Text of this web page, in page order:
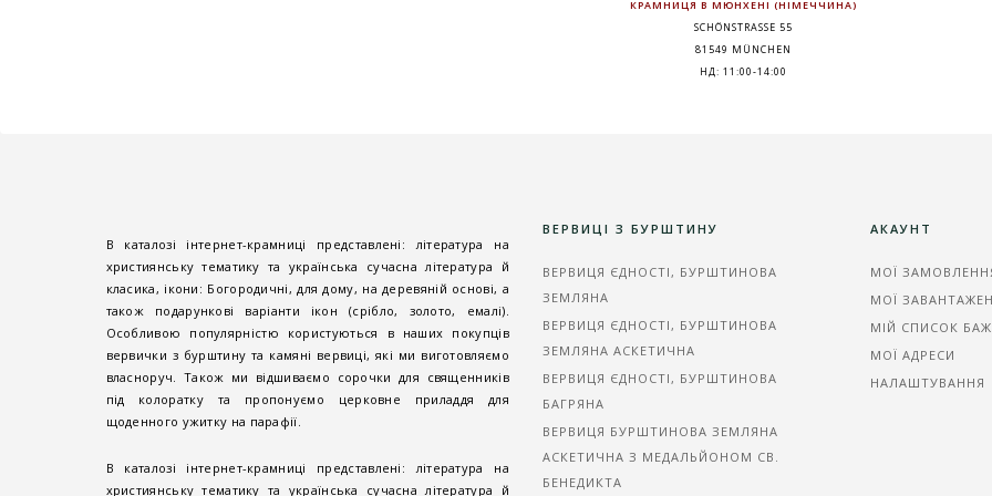
КРАМНИЦЯ В МЮНХЕНІ (НІМЕЧЧИНА)
SCHÖNSTRASSE 55
81549 MÜNCHEN
НД: 11:00-14:00
В каталозі інтернет-крамниці представлені: література на
християнську тематику та українська сучасна література й
класика, ікони: Богородичні, для дому, на деревяній основі, а
також подарункові варіанти ікон (срібло, золото, емалі).
Особливою популярністю користуються в наших покупців
вервички з бурштину та камяні вервиці, які ми виготовляємо
власноруч. Також ми відшиваємо сорочки для священників
під колоратку та пропонуємо церковне приладдя для
щоденного ужитку на парафії.
В каталозі інтернет-крамниці представлені: література на
християнську тематику та українська сучасна література й
ВЕРВИЦІ З БУРШТИНУ
ВЕРВИЦЯ ЄДНОСТІ, БУРШТИНОВА
ЗЕМЛЯНА
ВЕРВИЦЯ ЄДНОСТІ, БУРШТИНОВА
ЗЕМЛЯНА АСКЕТИЧНА
ВЕРВИЦЯ ЄДНОСТІ, БУРШТИНОВА
БАГРЯНА
ВЕРВИЦЯ БУРШТИНОВА ЗЕМЛЯНА
АСКЕТИЧНА З МЕДАЛЬЙОНОМ СВ.
БЕНЕДИКТА
АКАУНТ
МОЇ
МОЇ
МІЙ СПИСОК
МОЇ АДРЕСИ
НАЛАШТУВАННЯ